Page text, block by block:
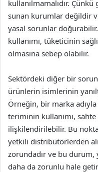
kullanılmamalıdır.
sunan kurumlar değildir
yasal sorunlar
kullanımı, tüketicinin
olmasına sebep olabilir.
Sektördeki diğer bir
ürünlerin isimlerinin
Örneğin, bir marka
teriminin kullanımı,
ilişkilendirilebilir. Bu
yetkili distribütörlerden
zorundadır ve bu durum,
daha da zorunlu hale